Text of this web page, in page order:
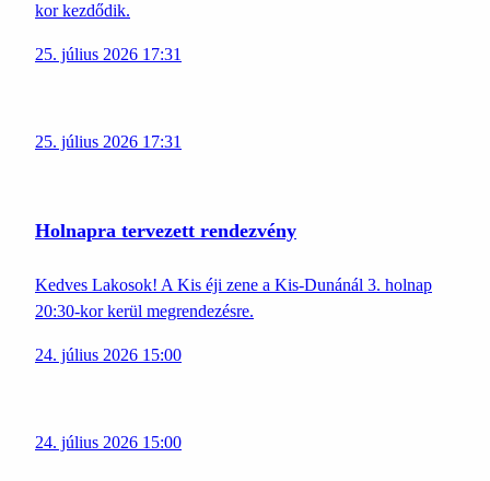
kor kezdődik.
25. július 2026 17:31
25. július 2026 17:31
Holnapra tervezett rendezvény
Kedves Lakosok! A Kis éji zene a Kis-Dunánál 3. holnap
20:30-kor kerül megrendezésre.
24. július 2026 15:00
24. július 2026 15:00